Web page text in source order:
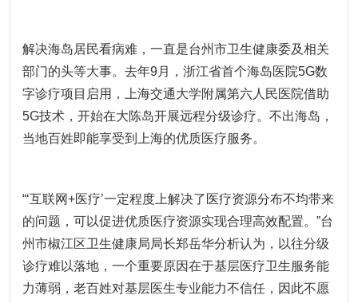
解决海岛居民看病难，一直是台州市卫生健康委及相关
部门的头等大事。去年9月，浙江省首个海岛医院5G数
字诊疗项目启用，上海交通大学附属第六人民医院借助
5G技术，开始在大陈岛开展远程分级诊疗。不出海岛，
当地百姓即能享受到上海的优质医疗服务。
“‘互联网+医疗’一定程度上解决了医疗资源分布不均带来
的问题，可以促进优质医疗资源实现合理高效配置。”台
州市椒江区卫生健康局局长郑岳华分析认为，以往分级
诊疗难以落地，一个重要原因在于基层医疗卫生服务能
力薄弱，老百姓对基层医生专业能力不信任，因此不愿